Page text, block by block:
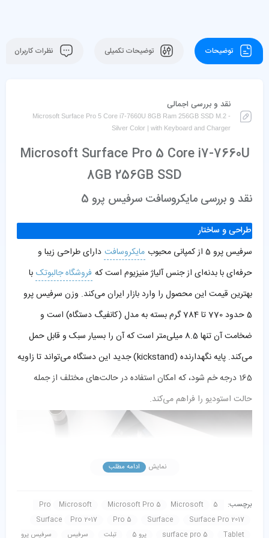
توضیحات توضیحات تکمیلی نظرات کاربران
نقد و بررسی اجمالی
Microsoft Surface Pro 5 Core i7-7660U 8GB Ram 256GB SSD M.2 -
Silver Color | with Keyboard and Charger
Microsoft Surface Pro 5 Core i7-7660U
8GB 256GB SSD
نقد و بررسی مایکروسافت سرفیس پرو 5
طراحی و ساختار
سرفیس پرو 5 از کمپانی محبوب
مایکروسافت دارای طراحی زیبا و
حرفه‌ای با بدنه‌ای از جنس آلیاژ منیزیوم است که فروشگاه جالبوتک با
بهترین قیمت این محصول را وارد بازار ایران می‌کند. وزن سرفیس پرو
5 حدود 770 تا 784 گرم بسته به مدل (کانفیگ دستگاه) است و
ضخامت آن تنها 8.5 میلی‌متر است که آن را بسیار سبک و قابل حمل
می‌کند. پایه نگهدارنده (kickstand) جدید این دستگاه می‌تواند تا زاویه
165 درجه خم شود، که امکان استفاده در حالت‌های مختلف از جمله
حالت استودیو را فراهم می‌کند.
صفحه نمایش
نمایش ادامه مطلب
برچسب: 5 Pro
Microsoft Microsoft Pro 5
Microsoft
Surface
Pro 2017 Pro 5 Surface
Surface Pro 2017
surface pro 5
Tablet پرو 5 تبلت سرفیس
سرفیس پرو